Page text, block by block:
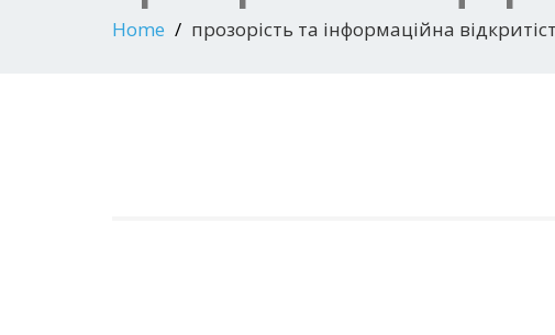
Home прозорість та інформаційна